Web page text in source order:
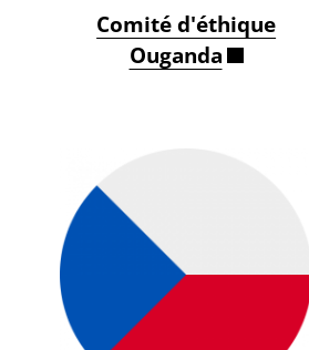
Comité d'éthique
Ouganda